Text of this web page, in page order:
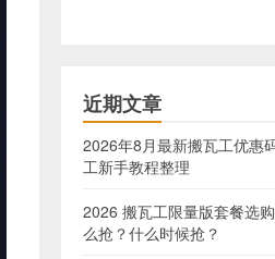
近期文章
2026年8月最新搬瓦工优惠
工新手教程整理
2026 搬瓦工限量版套餐选
么抢？什么时候抢？